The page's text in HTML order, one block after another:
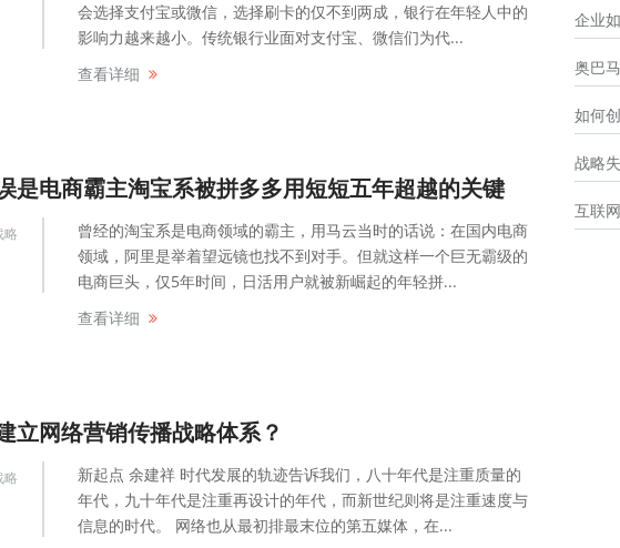
会选择支付宝或微信，选择刷卡的仅不到两成，银行在年轻人中的
影响力越来越小。传统银行业面对支付宝、微信们为代...
查看详细
是电商霸主淘宝系被拼多多用短短五年超越的关键
略
曾经的淘宝系是电商领域的霸主，用马云当时的话说：在国内电商
领域，阿里是举着望远镜也找不到对手。但就这样一个巨无霸级的
电商巨头，仅5年时间，日活用户就被新崛起的年轻拼...
查看详细
立网络营销传播战略体系？
略
新起点 余建祥 时代发展的轨迹告诉我们，八十年代是注重质量的
年代，九十年代是注重再设计的年代，而新世纪则将是注重速度与
信息的时代。 网络也从最初排最末位的第五媒体，在...
企业
奥巴
如何
战略
互联